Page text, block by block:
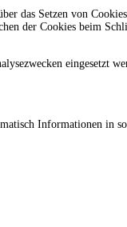
das Setzen von
der Cookies beim
eingesetzt
Informationen in